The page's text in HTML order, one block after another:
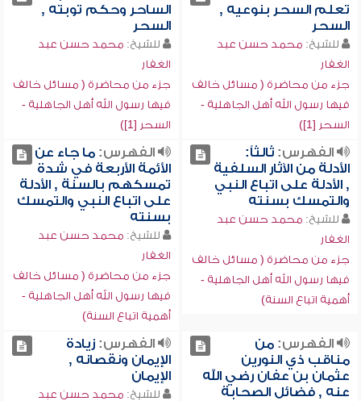
تعلم السحر بنوعيه ,
السحر
للشيخ: محمد حسن عبد
الغفار
جزء من محاضرة ( مسائل خالف
فيها رسول الله أهل الجاهلية -
السحر [1])
الساحر وحكم توبته ,
السحر
للشيخ: محمد حسن عبد
الغفار
جزء من محاضرة ( مسائل خالف
فيها رسول الله أهل الجاهلية -
السحر [1])
الفهرس:ثالثاً:
الأدلة من الآثار السلفية
, الأدلة على اتباع النبي
والتمسك بسنته
للشيخ: محمد حسن عبد
الغفار
جزء من محاضرة ( مسائل خالف
فيها رسول الله أهل الجاهلية -
أهمية اتباع السنة)
الفهرس:ما جاء عن
الأئمة الأربعة في شدة
تمسكهم بالسنة , الأدلة
على اتباع النبي والتمسك
بسنته
للشيخ: محمد حسن عبد
الغفار
جزء من محاضرة ( مسائل خالف
فيها رسول الله أهل الجاهلية -
أهمية اتباع السنة)
الفهرس:من
مناقب ذي النورين
عثمان بن عفان رضي الله
عنه , فضائل الصحابة
الفهرس:زيادة
الإيمان ونقصانه ,
الإيمان
للشيخ: محمد حسن عبد